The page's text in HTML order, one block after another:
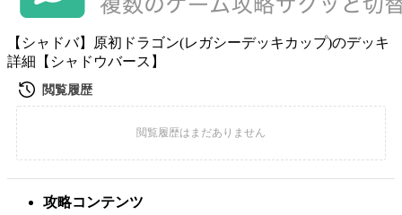
【シャドバ】原初ドラゴン(レガシーデッキカップ)のデッキ
詳細【シャドウバース】
攻略コンテンツ